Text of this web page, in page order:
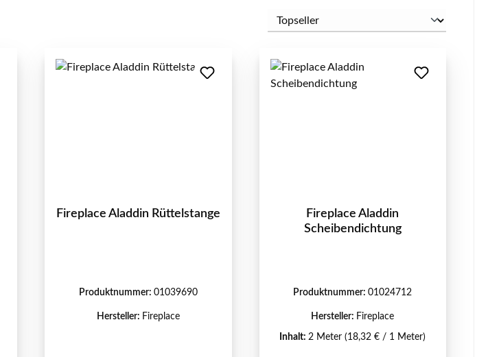
Fireplace Aladdin Rüttelstange
Produktnummer: 01039690
Hersteller: Fireplace
Fireplace Aladdin
Scheibendichtung
Produktnummer:01024712
Hersteller: Fireplace
Inhalt:2 Meter(18,32 € / 1 Meter)